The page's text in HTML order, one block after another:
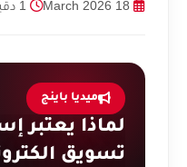
ميديا باينج
لماذا يعتبر
تسويق